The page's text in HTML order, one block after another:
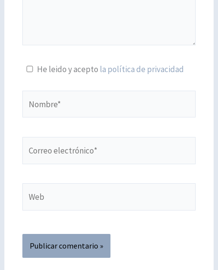
He leido y acepto la política de privacidad
electrónico*